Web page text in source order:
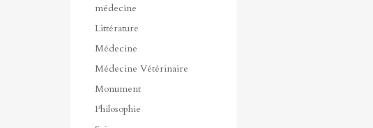
médecine
Littérature
Médecine
Médecine Vétérinaire
Monument
Philosophie